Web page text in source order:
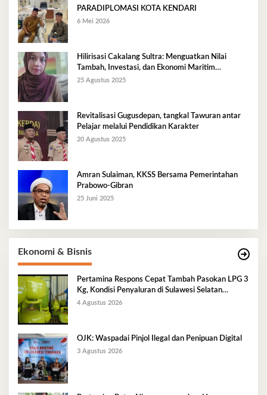
PARADIPLOMASI KOTA KENDARI
6 Mei 2026
Hilirisasi Cakalang Sultra: Menguatkan Nilai
Tambah, Investasi, dan Ekonomi Maritim
Berkelanjutan
25 Agustus 2025
Revitalisasi Gugusdepan, tangkal Tawuran antar
Pelajar melalui Pendidikan Karakter
20 Agustus 2025
Amran Sulaiman, KKSS Bersama Pemerintahan
Prabowo-Gibran
25 Juni 2025
Ekonomi & Bisnis
Pertamina Respons Cepat Tambah Pasokan LPG 3
Kg, Kondisi Penyaluran di Sulawesi Selatan
Berlangsung Kondusif
4 Agustus 2026
OJK: Waspadai Pinjol Ilegal dan Penipuan Digital
3 Agustus 2026